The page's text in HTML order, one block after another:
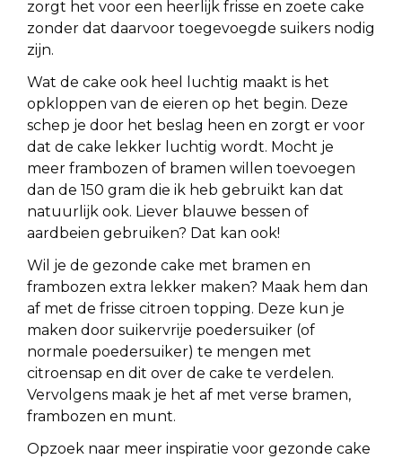
zorgt het voor een heerlijk frisse en zoete cake
zonder dat daarvoor toegevoegde suikers nodig
zijn.
Wat de cake ook heel luchtig maakt is het
opkloppen van de eieren op het begin. Deze
schep je door het beslag heen en zorgt er voor
dat de cake lekker luchtig wordt. Mocht je
meer frambozen of bramen willen toevoegen
dan de 150 gram die ik heb gebruikt kan dat
natuurlijk ook. Liever blauwe bessen of
aardbeien gebruiken? Dat kan ook!
Wil je de gezonde cake met bramen en
frambozen extra lekker maken? Maak hem dan
af met de frisse citroen topping. Deze kun je
maken door suikervrije poedersuiker (of
normale poedersuiker) te mengen met
citroensap en dit over de cake te verdelen.
Vervolgens maak je het af met verse bramen,
frambozen en munt.
Opzoek naar meer inspiratie voor gezonde cake